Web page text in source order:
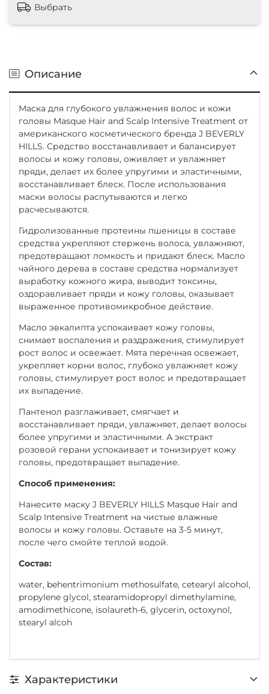
Выбрать
Описание
Маска для глубокого увлажнения волос и кожи
головы Masque Hair and Scalp Intensive Treatment от
американского косметического бренда J BEVERLY
HILLS. Средство восстанавливает и балансирует
волосы и кожу головы, оживляет и увлажняет
пряди, делает их более упругими и эластичными,
восстанавливает блеск. После использования
маски волосы распутываются и легко
расчесываются.
Гидролизованные протеины пшеницы в составе
средства укрепляют стержень волоса, увлажняют,
предотвращают ломкость и придают блеск. Масло
чайного дерева в составе средства нормализует
выработку кожного жира, выводит токсины,
оздоравливает пряди и кожу головы, оказывает
выраженное противомикробное действие.
Масло эвкалипта успокаивает кожу головы,
снимает воспаления и раздражения, стимулирует
рост волос и освежает. Мята перечная освежает,
укрепляет корни волос, глубоко увлажняет кожу
головы, стимулирует рост волос и предотвращает
их выпадение.
Пантенол разглаживает, смягчает и
восстанавливает пряди, увлажняет, делает волосы
более упругими и эластичными. А экстракт
розовой герани успокаивает и тонизирует кожу
головы, предотвращает выпадение.
Способ применения:
Нанесите маску J BEVERLY HILLS Masque Hair and
Scalp Intensive Treatment на чистые влажные
волосы и кожу головы. Оставьте на 3-5 минут,
после чего смойте теплой водой.
Состав:
water, behentrimonium methosulfate, cetearyl alcohol,
propylene glycol, stearamidopropyl dimethylamine,
amodimethicone, isolaureth-6, glycerin, octoxynol,
stearyl alcoh
Характеристики